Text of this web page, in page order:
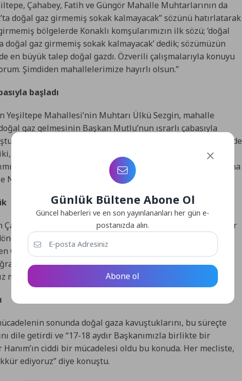
Çahabey, Fatih ve Güngör Mahalle Muhtarlarının da
doğal gaz girmemiş sokak kalmayacak” sözünü hatırlatarak
bölgelerde Konaklı komşularımızın ilk sözü; ‘doğal
doğal gaz girmemiş sokak kalmayacak’ dedik; sözümüzün
en büyük talep doğal gazdı. Özverili çalışmalarıyla konuyu
Şimdiden mahallelerimize hayırlı olsun.”
başladı
Yeşiltepe Mahallesi’nin Muhtarı Ülkü Sezgin, mahalle
gaz gelmesinin Başkan Mutlu’nun ısrarlı çabasıyla
“Maalesef ki İzmir Konak’ın merkezindeki bu mahallelerde
ve çabasıyla doğal gaz çalışması başladı. Burada
da söz verdi, çalışma bittiği zaman hemen yol çalışmasına
Başkanımıza çok teşekkür ediyorum.”
Çahabey Mahallesi’nin Muhtarı Özer Çalbörü, beş dönemdir
doğal gaza kavuştuklarını vurguladı. Başkan
Çalbörü şunları söyledi: “Benim muhtarlıkta beşinci
Ama en büyük desteği Nilüfer Çınarlı Mutlu
mahallemize geldi.”
sonunda doğal gaza kavuştuklarını, bu süreçte
dile getirdi ve “17-18 aydır Başkanımızla birlikte bir
ciddi bir mücadelesi oldu bu konuda. Her mecliste,
ediyoruz” diye konuştu.
Günlük Bültene Abone Ol
Güncel haberleri ve en son yayınlananları her gün e-
postanızda alın.
Abone ol